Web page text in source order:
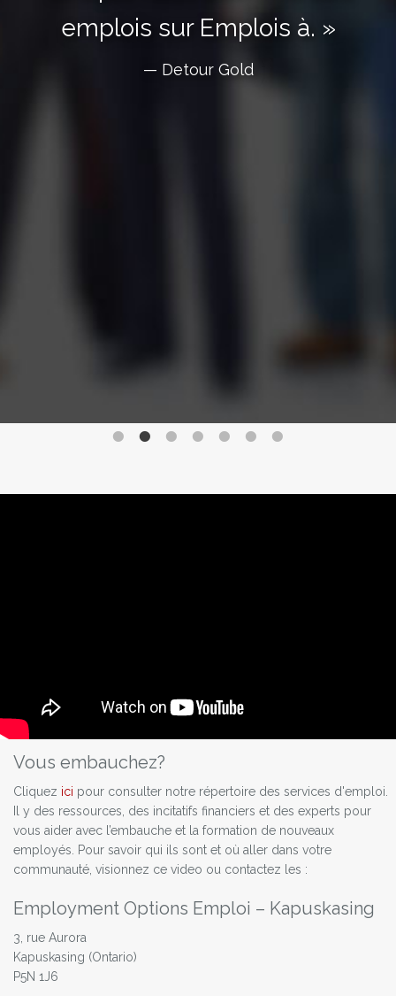
emplois sur Emplois à. »
— Detour Gold
Vous embauchez?
Cliquez ici pour consulter notre répertoire des services d'emploi.
Il y des ressources, des incitatifs financiers et des experts pour
vous aider avec l’embauche et la formation de nouveaux
employés. Pour savoir qui ils sont et où aller dans votre
communauté, visionnez ce video ou contactez les :
Employment Options Emploi – Kapuskasing
3, rue Aurora
Kapuskasing (Ontario)
P5N 1J6